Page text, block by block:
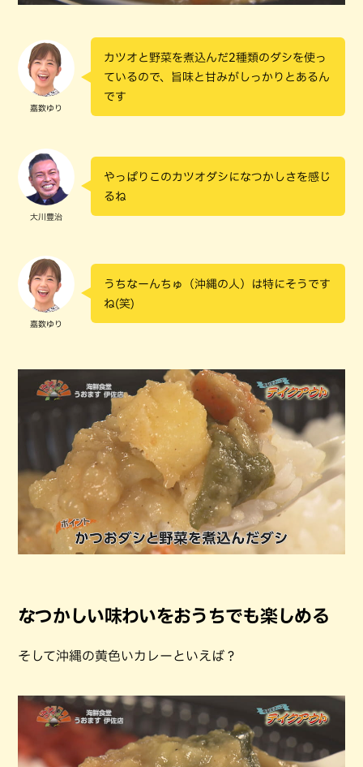
嘉数ゆり
カツオと野菜を煮込んだ2種類のダシを使っ
ているので、旨味と甘みがしっかりとあるん
です
大川豊治
やっぱりこのカツオダシになつかしさを感じ
るね
嘉数ゆり
うちなーんちゅ（沖縄の人）は特にそうです
ね(笑)
なつかしい味わいをおうちでも楽しめる
そして沖縄の黄色いカレーといえば？